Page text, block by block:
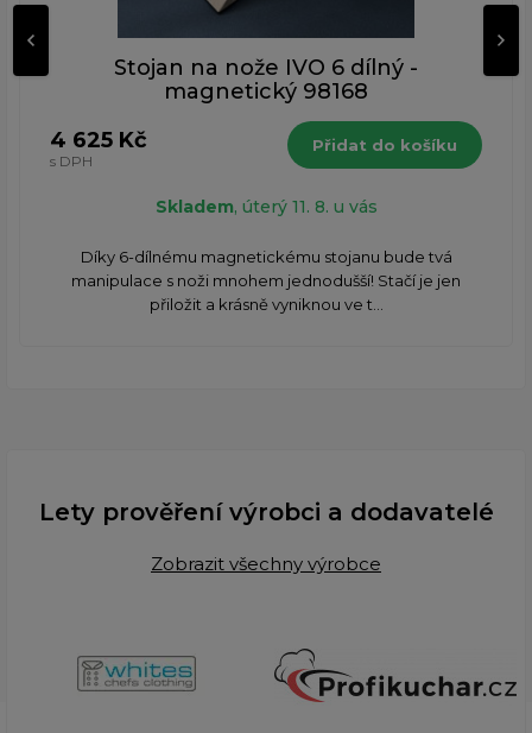
Stojan na nože IVO 6 dílný -
magnetický 98168
4 625 Kč
s DPH
Přidat do košíku
Skladem, úterý 11. 8. u vás
​Díky 6-dílnému magnetickému stojanu bude tvá
manipulace s noži mnohem jednodušší! Stačí je jen
přiložit a krásně vyniknou ve t...
Lety prověření výrobci a dodavatelé
Zobrazit všechny výrobce